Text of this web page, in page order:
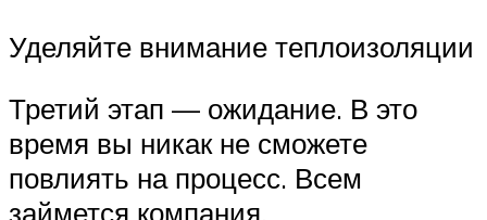
Уделяйте внимание теплоизоляции
Третий этап — ожидание. В это
время вы никак не сможете
повлиять на процесс. Всем
займется компания.